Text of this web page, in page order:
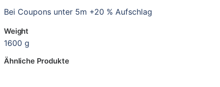
Bei Coupons unter 5m +20 % Aufschlag
Weight
1600 g
Ähnliche Produkte